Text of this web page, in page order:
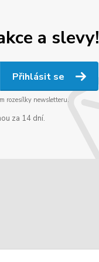
a slevy!
Přihlásit se
rozesílky newsletteru.
za 14 dní.